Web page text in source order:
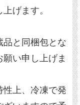
げます。
と同梱包とな
い申し上げま
上、冷凍で発